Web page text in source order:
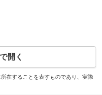
開く
在することを表すものであり、実際